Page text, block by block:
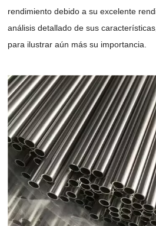
rendimiento debido a su excelente
análisis detallado de sus
para ilustrar aún más su importancia.